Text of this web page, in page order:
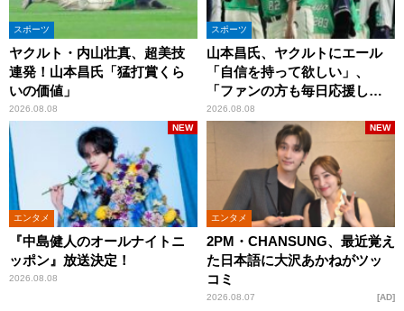
スポーツ
ヤクルト・内山壮真、超美技
連発！山本昌氏「猛打賞くら
いの価値」
2026.08.08
スポーツ
山本昌氏、ヤクルトにエール
「自信を持って欲しい」、
「ファンの方も毎日応援して
くれています」
2026.08.08
エンタメ
『中島健人のオールナイトニ
ッポン』放送決定！
2026.08.08
NEW
エンタメ
2PM・CHANSUNG、最近覚え
た日本語に大沢あかねがツッ
コミ
2026.08.07
NEW
AD